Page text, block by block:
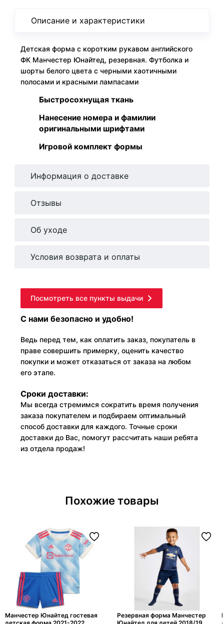
Описание и характеристики
Детская форма с коротким рукавом английского
ФК Манчестер Юнайтед, резервная. Футболка и
шорты белого цвета с черными хаотичными
полосами и красными лампасами
Быстросохнущая ткань
Нанесение номера и фамилии
оригинальными шрифтами
Игровой комплект формы
Информация о доставке
Отзывы
Об уходе
Условия возврата и оплаты
Посмотреть все пункты выдачи
С нами безопасно и удобно!
Ведь перед тем, как оплатить заказ, покупатель в
праве совершить примерку, оценить качество
покупки и может отказаться от заказа на любом
его этапе.
Сроки доставки:
Мы всегда стремимся сократить время получения
заказа покупателем и подбираем оптимальный
способ доставки для каждого. Точные сроки
доставки до Вас, помогут рассчитать наши ребята
из отдела продаж!
Похожие товары
Манчестер Юнайтед гостевая
Резервная форма Манчестер